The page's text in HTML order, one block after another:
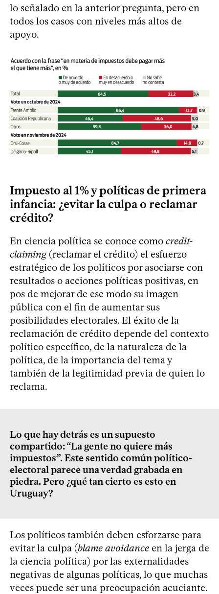
lo señalado en la anterior pregunta, pero en
todos los casos con niveles más altos de
apoyo.
Impuesto al 1% y políticas de primera
infancia: ¿evitar la culpa o reclamar
crédito?
En ciencia política se conoce como credit-
claiming(reclamar el crédito) el esfuerzo
estratégico de los políticos por asociarse con
resultados o acciones políticas positivas, en
pos de mejorar de ese modo su imagen
pública con el fin de aumentar sus
posibilidades electorales. El éxito de la
reclamación de crédito depende del contexto
político específico, de la naturaleza de la
política, de la importancia del tema y
también de la legitimidad previa de quien lo
reclama.
Lo que hay detrás es un supuesto
compartido: “La gente no quiere más
impuestos”. Este sentido común político-
electoral parece una verdad grabada en
piedra. Pero ¿qué tan cierto es esto en
Uruguay?
Los políticos también deben esforzarse para
evitar la culpa (blame avoidance en la jerga de
la ciencia política) por las externalidades
negativas de algunas políticas, lo que muchas
veces puede ser una preocupación acuciante.